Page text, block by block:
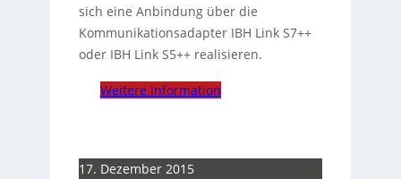
sich eine Anbindung über die
Kommunikationsadapter IBH Link S7++
oder IBH Link S5++ realisieren.
Weitere Information
17. Dezember 2015